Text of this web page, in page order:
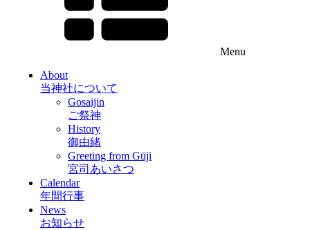
Menu
About
当神社について
Gosaijin
ご祭神
History
御由緒
Greeting from Gūji
宮司あいさつ
Calendar
年間行事
News
お知らせ